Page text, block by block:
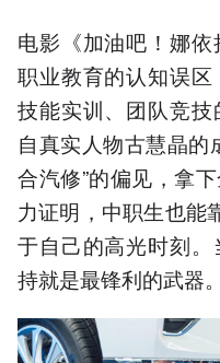
电影《加油吧！娜
职业教育的认知误区
技能实训、团队竞
自真实人物古慧晶的
合汽修”的偏见，拿
力证明，中职生也能
于自己的高光时刻
持就是最锋利的武器。